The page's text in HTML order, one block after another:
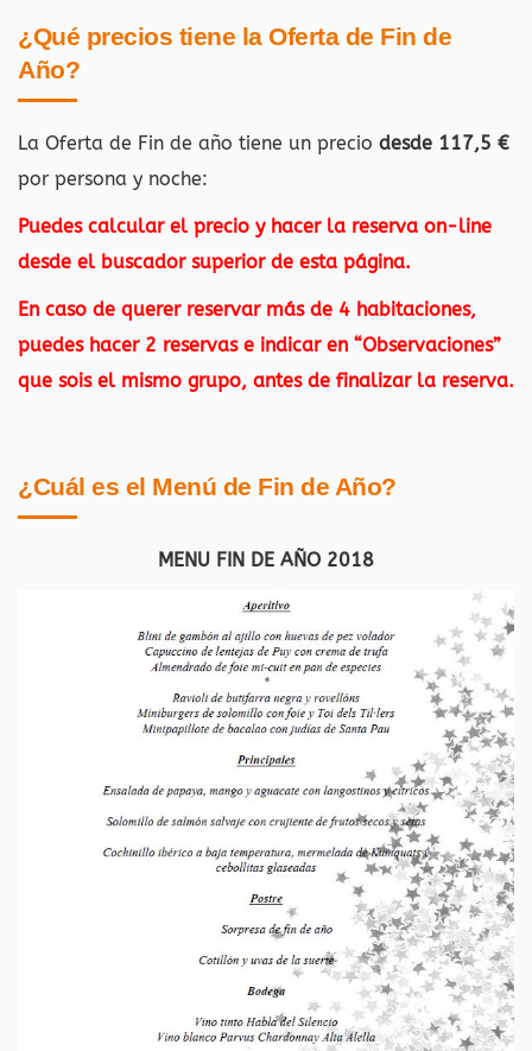
¿Qué precios tiene la Oferta de Fin de
Año?
La Oferta de Fin de año tiene un precio desde 117,5 €
por persona y noche:
Puedes calcular el precio y hacer la reserva on-line
desde el buscador superior de esta página.
En caso de querer reservar más de 4 habitaciones,
puedes hacer 2 reservas e indicar en “Observaciones”
que sois el mismo grupo, antes de finalizar la reserva.
¿Cuál es el Menú de Fin de Año?
MENU FIN DE AÑO 2018